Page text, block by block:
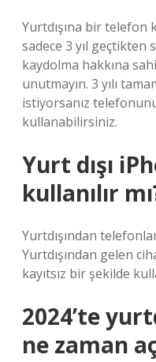
Yurtdışına bir telefon
sadece 3 yıl
kaydolma hakkına
unutmayın. 3 yılı
istiyorsanız
kullanabilirsiniz.
Yurt dışı
kullanılır
Yurtdışından
Yurtdışından gelen
kayıtsız bir şekilde
2024’te
ne zaman